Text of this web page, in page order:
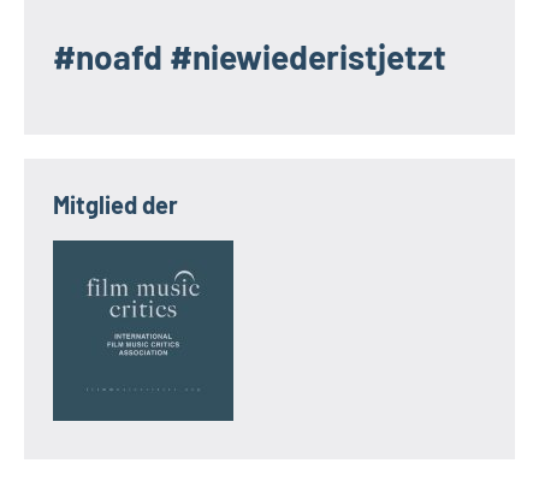
#noafd #niewiederistjetzt
Mitglied der